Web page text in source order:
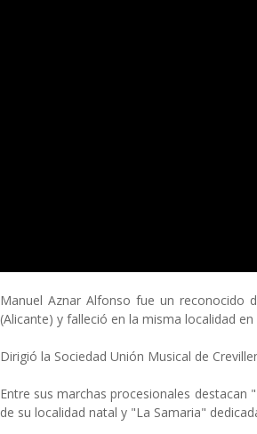
Manuel Aznar Alfonso fue un reconocido
(Alicante) y falleció en la misma localidad en
Dirigió la Sociedad Unión Musical de
Entre sus marchas procesionales destacan
de su localidad natal y "La Samaria"